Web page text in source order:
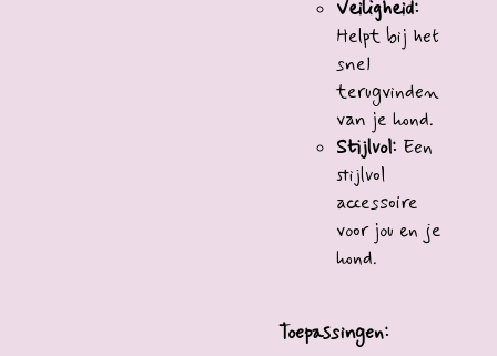
Veiligheid:
Helpt bij het
snel
terugvinden
van je hond.
Stijlvol: Een
stijlvol
accessoire
voor jou en je
hond.
Toepassingen: